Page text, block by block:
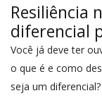
Resiliência
diferencial
Você já deve ter
o que é e como
seja um